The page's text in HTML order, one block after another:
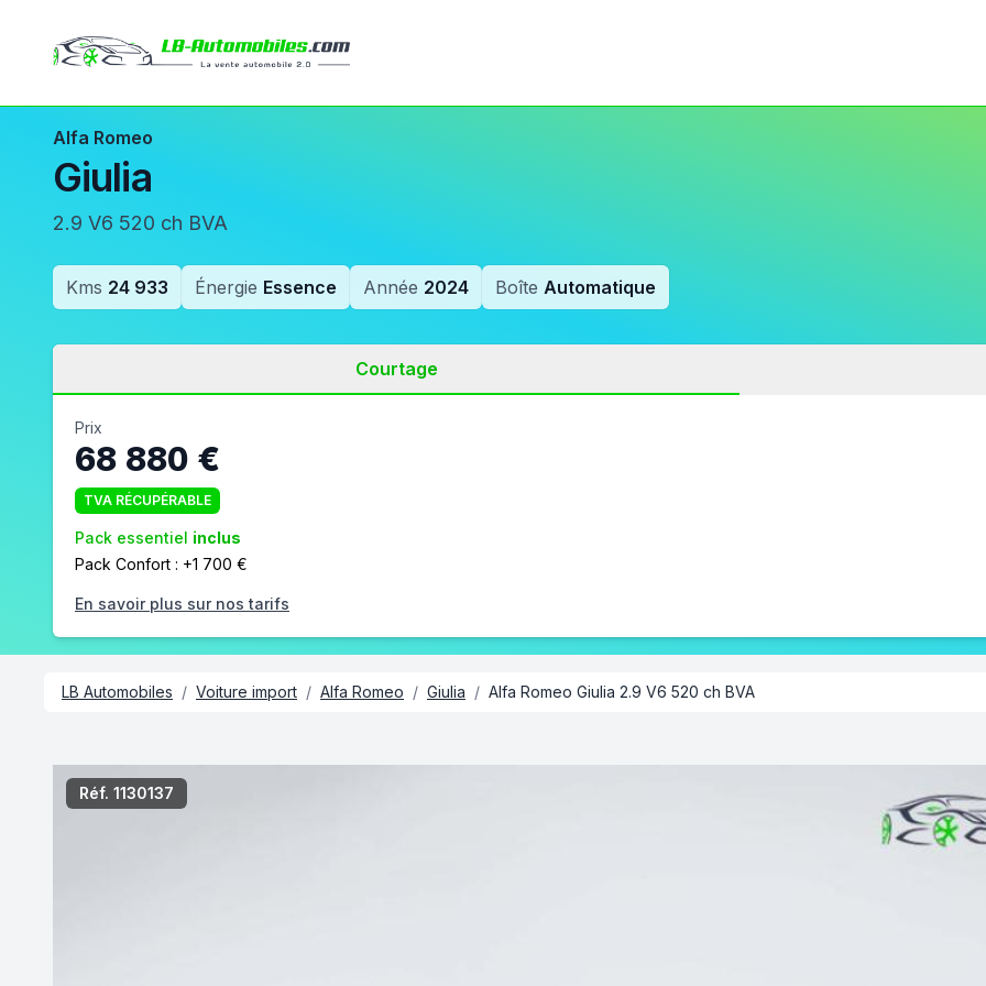
Alfa Romeo
Giulia
2.9 V6 520 ch BVA
Kms 24 933 Énergie Essence Année 2024 Boîte Automatique
Courtage
Prix
68 880 €
TVA RÉCUPÉRABLE
Pack essentiel inclus
Pack Confort : +1 700 €
En savoir plus sur nos tarifs
LB Automobiles / Voiture import / Alfa Romeo / Giulia / Alfa Romeo Giulia 2.9 V6 520 ch BVA
Réf. 1130137